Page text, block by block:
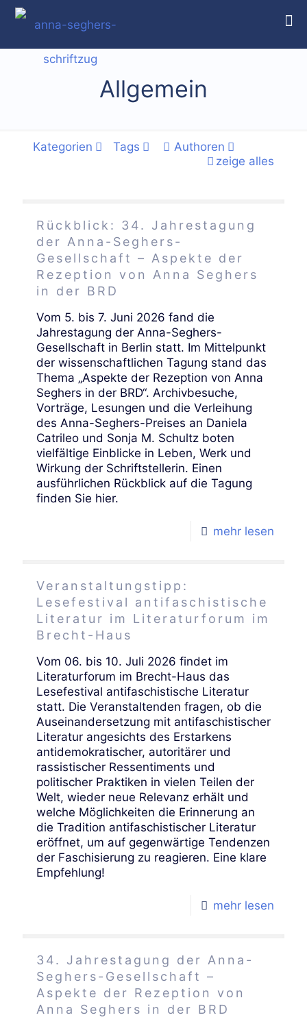
Allgemein
Kategorien Tags
Authoren
zeige alles
Rückblick: 34. Jahrestagung
der Anna-Seghers-
Gesellschaft – Aspekte der
Rezeption von Anna Seghers
in der BRD
Vom 5. bis 7. Juni 2026 fand die
Jahrestagung der Anna-Seghers-
Gesellschaft in Berlin statt. Im Mittelpunkt
der wissenschaftlichen Tagung stand das
Thema „Aspekte der Rezeption von Anna
Seghers in der BRD“. Archivbesuche,
Vorträge, Lesungen und die Verleihung
des Anna-Seghers-Preises an Daniela
Catrileo und Sonja M. Schultz boten
vielfältige Einblicke in Leben, Werk und
Wirkung der Schriftstellerin. Einen
ausführlichen Rückblick auf die Tagung
finden Sie hier.
mehr lesen
Veranstaltungstipp:
Lesefestival antifaschistische
Literatur im Literaturforum im
Brecht-Haus
Vom 06. bis 10. Juli 2026 findet im
Literaturforum im Brecht-Haus das
Lesefestival antifaschistische Literatur
statt. Die Veranstaltenden fragen, ob die
Auseinandersetzung mit antifaschistischer
Literatur angesichts des Erstarkens
antidemokratischer, autoritärer und
rassistischer Ressentiments und
politischer Praktiken in vielen Teilen der
Welt, wieder neue Relevanz erhält und
welche Möglichkeiten die Erinnerung an
die Tradition antifaschistischer Literatur
eröffnet, um auf gegenwärtige Tendenzen
der Faschisierung zu reagieren. Eine klare
Empfehlung!
mehr lesen
34. Jahrestagung der Anna-
Seghers-Gesellschaft –
Aspekte der Rezeption von
Anna Seghers in der BRD